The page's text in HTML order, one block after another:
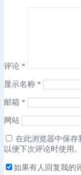
评论 *
显示名称 *
邮箱 *
网站
在此浏览器中保存
以便下次评论时使用。
如果有人回复我的